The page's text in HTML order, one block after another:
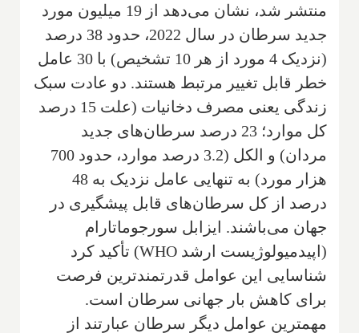
منتشر شد، نشان می‌دهد از 19 میلیون مورد
جدید سرطان در سال 2022، حدود 38 درصد
(نزدیک 4 مورد از هر 10 تشخیص) با 30 عامل
خطر قابل تغییر مرتبط هستند. دو عادت سبک
زندگی یعنی مصرف دخانیات (علت 15 درصد
کل موارد؛ 23 درصد سرطان‌های جدید
مردان) و الکل (3.2 درصد موارد، حدود 700
هزار مورد) به تنهایی عامل نزدیک به 48
درصد از کل سرطان‌های قابل پیشگیری در
جهان می‌باشند. ایزابل سورجوماتارام
(اپیدمیولوژیست ارشد WHO) تأکید کرد
شناسایی این عوامل قدرتمندترین فرصت
برای کاهش بار جهانی سرطان است.
مهمترین عوامل دیگر سرطان عبارتند از